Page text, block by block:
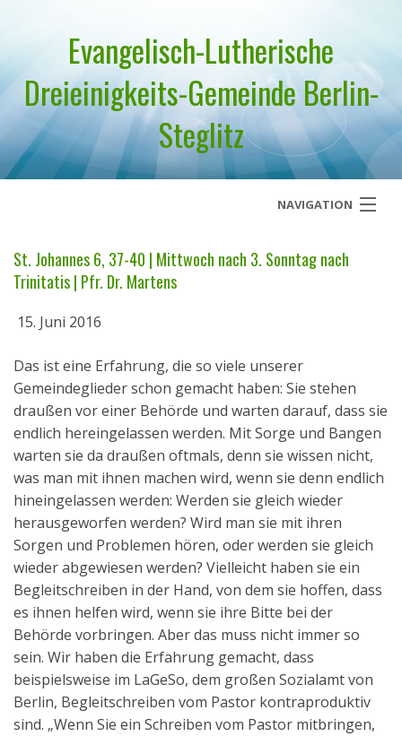
Evangelisch-Lutherische
Dreieinigkeits-Gemeinde Berlin-
Steglitz
NAVIGATION
Über uns
Geistliches Wort
Termine
Aktuelles
Kontakt
English
St. Johannes 6, 37-40 | Mittwoch nach 3. Sonntag nach
Trinitatis | Pfr. Dr. Martens
15. Juni 2016
Das ist eine Erfahrung, die so viele unserer
Gemeindeglieder schon gemacht haben: Sie stehen
draußen vor einer Behörde und warten darauf, dass sie
endlich hereingelassen werden. Mit Sorge und Bangen
warten sie da draußen oftmals, denn sie wissen nicht,
was man mit ihnen machen wird, wenn sie denn endlich
hineingelassen werden: Werden sie gleich wieder
herausgeworfen werden? Wird man sie mit ihren
Sorgen und Problemen hören, oder werden sie gleich
wieder abgewiesen werden? Vielleicht haben sie ein
Begleitschreiben in der Hand, von dem sie hoffen, dass
es ihnen helfen wird, wenn sie ihre Bitte bei der
Behörde vorbringen. Aber das muss nicht immer so
sein. Wir haben die Erfahrung gemacht, dass
beispielsweise im LaGeSo, dem großen Sozialamt von
Berlin, Begleitschreiben vom Pastor kontraproduktiv
sind. „Wenn Sie ein Schreiben vom Pastor mitbringen,